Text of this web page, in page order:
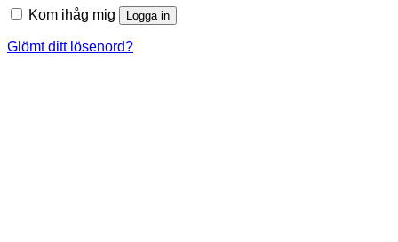
Kom ihåg mig Logga in
Glömt ditt lösenord?